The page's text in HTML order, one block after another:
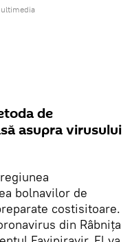
de
asupra virusului
bolnavilor de
costisitoare.
din Râbnița